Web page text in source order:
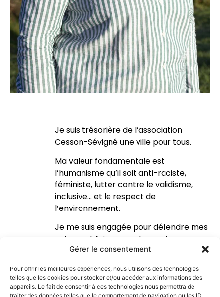
Gérer le consentement
Pour offrir les meilleures expériences, nous utilisons des technologies
telles que les cookies pour stocker et/ou accéder aux informations des
appareils. Le fait de consentir à ces technologies nous permettra de
traiter des données telles que le comportement de navigation ou les ID
Je suis trésorière de l’association
Cesson-Sévigné une ville pour tous.
Ma valeur fondamentale est
l’humanisme qu’il soit anti-raciste,
féministe, lutter contre le validisme,
inclusive… et le respect de
l’environnement.
Je me suis engagée pour défendre mes
valeurs et faire en sorte que le
maximum de choses puissent être en
solidarité et l’écologie.